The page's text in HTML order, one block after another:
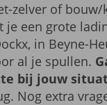
zelver of
een grote
in Beyne-
al je spullen.
bij jouw
Nog extra